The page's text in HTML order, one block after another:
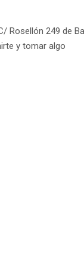
Rosellón 249 de
y tomar algo